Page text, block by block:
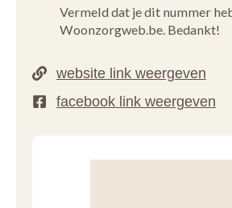
Vermeld dat je dit nummer
Woonzorgweb.be. Bedankt!